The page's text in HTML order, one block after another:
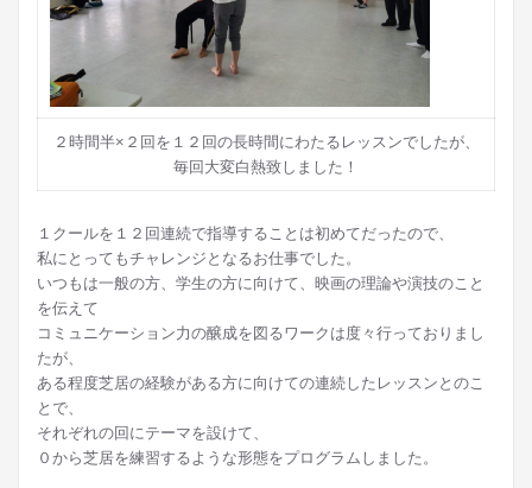
２時間半×２回を１２回の長時間にわたるレッスンでしたが、
毎回大変白熱致しました！
１クールを１２回連続で指導することは初めてだったので、
私にとってもチャレンジとなるお仕事でした。
いつもは一般の方、学生の方に向けて、映画の理論や演技のこと
を伝えて
コミュニケーション力の醸成を図るワークは度々行っておりまし
たが、
ある程度芝居の経験がある方に向けての連続したレッスンとのこ
とで、
それぞれの回にテーマを設けて、
０から芝居を練習するような形態をプログラムしました。